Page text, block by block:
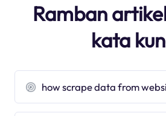
Ramban
kata
how scrape data from